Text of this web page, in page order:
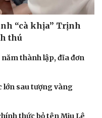
“cà khịa” Trịnh
thú
thành lập, đĩa đơn
lớn sau tượng vàng
thức bỏ tên Miu Lê